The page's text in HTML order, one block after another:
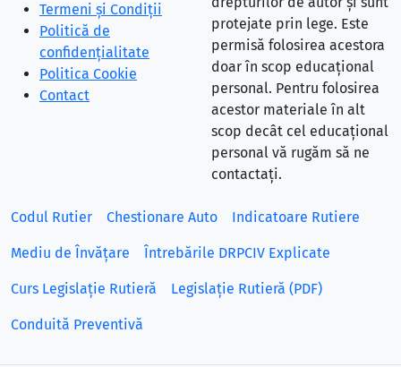
Termeni și Condiții
Politică de
confidențialitate
Politica Cookie
Contact
protejate prin lege. Este
permisă folosirea acestora
doar în scop educațional
personal. Pentru folosirea
acestor materiale în alt
scop decât cel educațional
personal vă rugăm să ne
contactați.
Codul Rutier Chestionare Auto Indicatoare Rutiere
Mediu de Învățare Întrebările DRPCIV Explicate
Curs Legislație Rutieră Legislație Rutieră (PDF)
Conduită Preventivă